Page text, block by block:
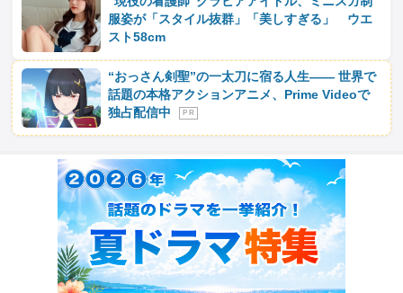
服姿が「スタイル抜群」「美しすぎる」 ウエ
スト58cm
“おっさん剣聖”の一太刀に宿る人生―― 世界で
話題の本格アクションアニメ、Prime Videoで
独占配信中
P R